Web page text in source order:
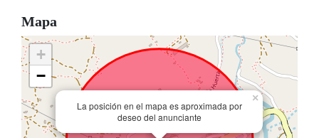
Mapa
La posición en el mapa es aproximada por
deseo del anunciante
×
+
−